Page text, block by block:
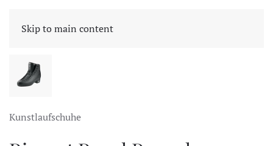
Skip to main content
Kunstlaufschuhe